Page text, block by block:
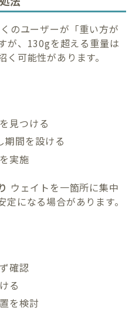
のユーザーが「重い方が
が、130gを超える重量は
可能性があります。
見つける
期間を設ける
実施
ウェイトを一箇所に集中
になる場合があります。
確認
る
を検討